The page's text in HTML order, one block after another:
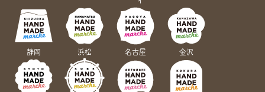
静岡 浜松 名古屋 金沢